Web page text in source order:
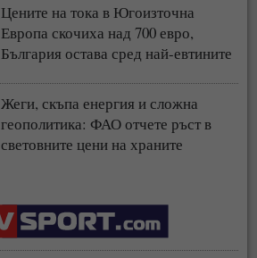
Цените на тока в Югоизточна
Европа скочиха над 700 евро,
България остава сред най-евтините
Жеги, скъпа енергия и сложна
геополитика: ФАО отчете ръст в
световните цени на храните